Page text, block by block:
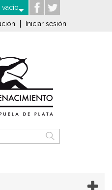
vacío
Iniciar sesión